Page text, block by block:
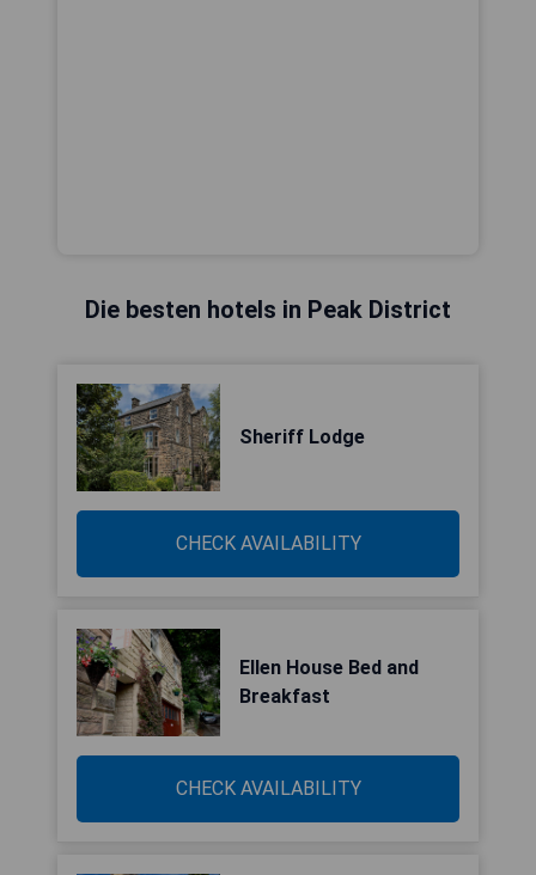
Die besten hotels in Peak District
Sheriff Lodge
CHECK AVAILABILITY
Ellen House Bed and
Breakfast
CHECK AVAILABILITY